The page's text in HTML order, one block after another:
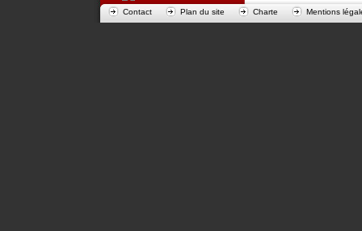
Contact Plan du site Charte Mentions